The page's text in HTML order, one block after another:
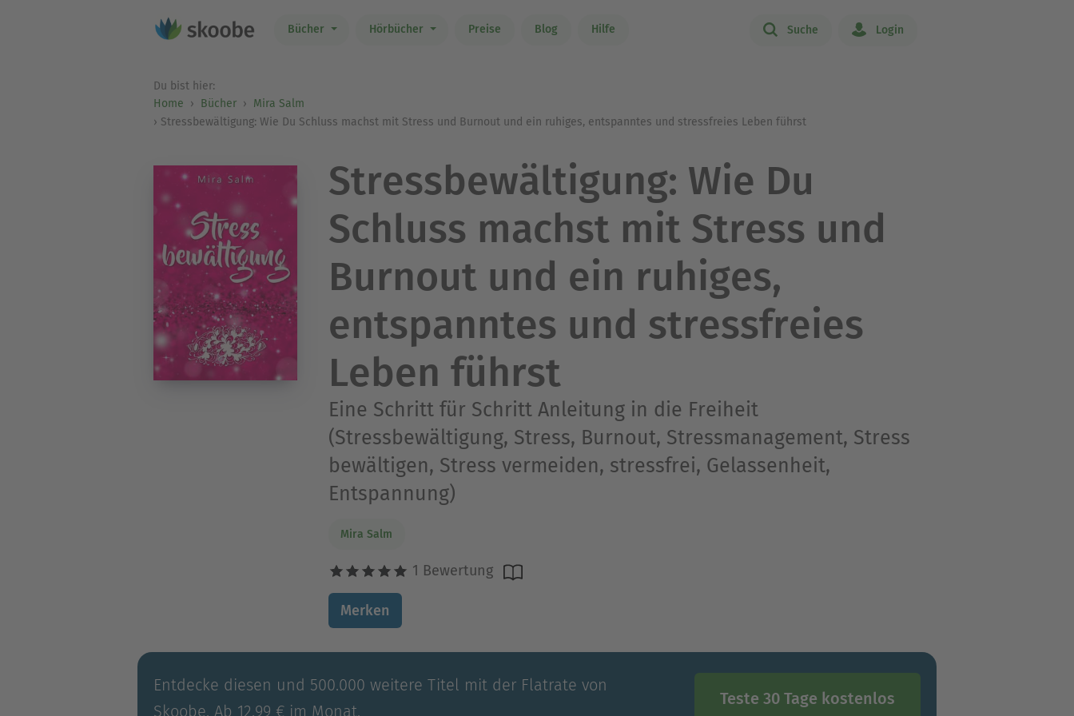
Bücher Hörbücher Preise Blog Hilfe Suche Login
Du bist hier:
Home
Bücher
Mira Salm
Stressbewältigung: Wie Du Schluss machst mit Stress und Burnout und ein ruhiges, entspanntes und stressfreies Leben führst
Stressbewältigung: Wie Du
Schluss machst mit Stress und
Burnout und ein ruhiges,
entspanntes und stressfreies
Leben führst
Eine Schritt für Schritt Anleitung in die Freiheit
(Stressbewältigung, Stress, Burnout, Stressmanagement, Stress
bewältigen, Stress vermeiden, stressfrei, Gelassenheit,
Entspannung)
Mira Salm
1 Bewertung
Merken
Entdecke diesen und 500.000 weitere Titel mit der Flatrate von
Skoobe. Ab 12,99 € im Monat.
Teste 30 Tage kostenlos